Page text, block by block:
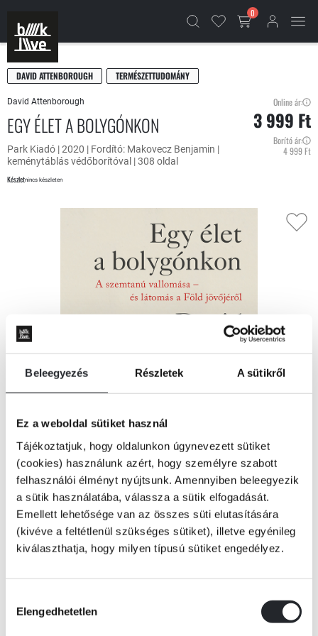
Beleegyezés Részletek A sütikről
Ez a weboldal sütiket használ
Tájékoztatjuk, hogy oldalunkon úgynevezett sütiket
(cookies) használunk azért, hogy személyre szabott
felhasználói élményt nyújtsunk. Amennyiben beleegyezik
a sütik használatába, válassza a sütik elfogadását.
Emellett lehetősége van az összes süti elutasítására
(kivéve a feltétlenül szükséges sütiket), illetve egyénileg
kiválaszthatja, hogy milyen típusú sütiket engedélyez.
kiválasztása
Elengedhetetlen
0
DAVID ATTENBOROUGH TERMÉSZETTUDOMÁNY
David Attenborough
EGY ÉLET A BOLYGÓNKON
Park Kiadó | 2020 | Fordító: Makovecz Benjamin |
keménytáblás védőborítóval | 308 oldal
Készletnincs készleten
Online ár:
3 999 Ft
Borító ár:
4 999 Ft